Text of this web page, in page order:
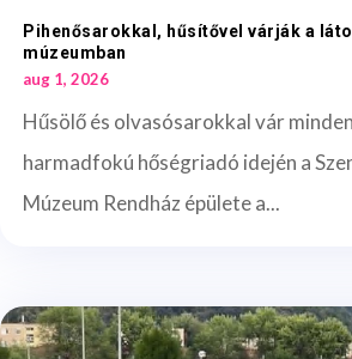
Pihenősarokkal, hűsítővel várják a
múzeumban
aug 1, 2026
Hűsölő és olvasósarokkal vár
harmadfokú hőségriadó idején a
Múzeum Rendház épülete a...